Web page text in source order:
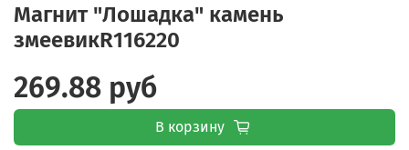
Магнит "Лошадка" камень
змеевикR116220
269.88 руб
В корзину